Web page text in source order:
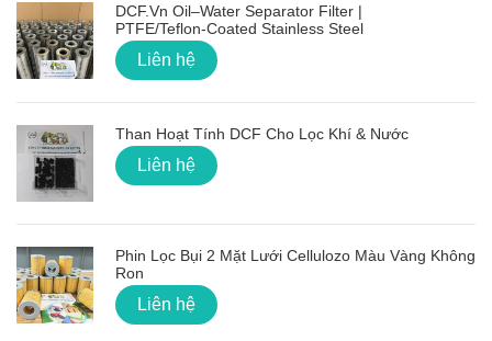
DCF.vn Oil–Water Separator Filter |
PTFE/Teflon‑Coated Stainless Steel
Liên hệ
Than Hoạt Tính DCF Cho Lọc Khí & Nước
Liên hệ
Phin Lọc Bụi 2 Mặt Lưới Cellulozo Màu Vàng Không
Ron
Liên hệ